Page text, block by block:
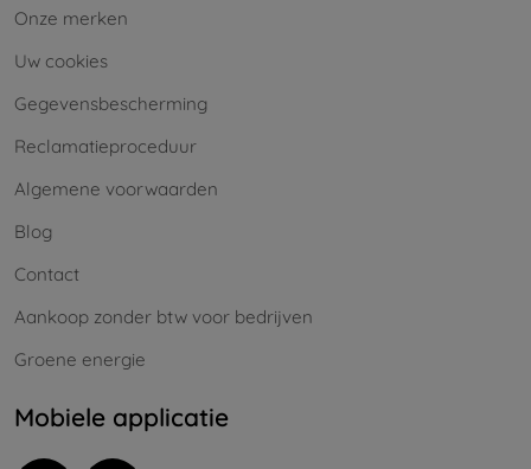
Onze merken
Uw cookies
Gegevensbescherming
Reclamatieproceduur
Algemene voorwaarden
Blog
Contact
Aankoop zonder btw voor bedrijven
Groene energie
Mobiele applicatie